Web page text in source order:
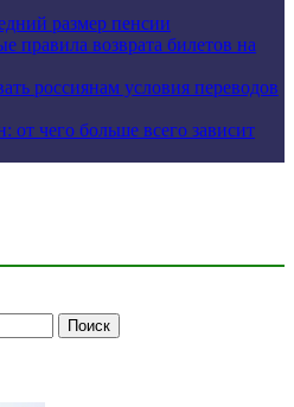
размер пенсии
правила возврата билетов на
россиянам условия переводов
от чего больше всего зависит